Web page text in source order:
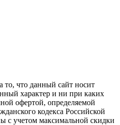
что данный сайт носит
характер и ни при каких
офертой, определяемой
кодекса Российской
с учетом максимальной скидки